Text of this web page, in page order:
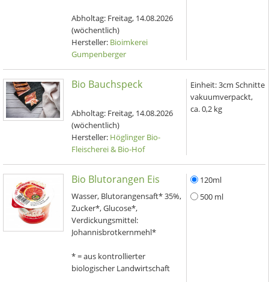
Abholtag: Freitag, 14.08.2026
(wöchentlich)
Hersteller: Bioimkerei
Gumpenberger
Bio Bauchspeck
Abholtag: Freitag, 14.08.2026
(wöchentlich)
Hersteller: Höglinger Bio-
Fleischerei & Bio-Hof
Einheit:3cm Schnitte
vakuumverpackt,
ca. 0,2 kg
Bio Blutorangen Eis
Wasser, Blutorangensaft* 35%,
Zucker*, Glucose*,
Verdickungsmittel:
Johannisbrotkernmehl*
* = aus kontrollierter
biologischer Landwirtschaft
120ml
500 ml